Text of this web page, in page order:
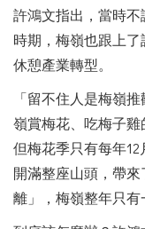
許鴻文指出，當時
時期，梅嶺也跟上了
休憩產業轉型。
「留不住人是梅嶺
嶺賞梅花、吃梅子雞
但梅花季只有每年
開滿整座山頭，帶
離」，梅嶺整年只有